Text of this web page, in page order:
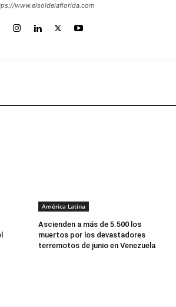
www.elsoldelaflorida.com
América Latina
Ascienden a más de 5.500 los
muertos por los devastadores
terremotos de junio en Venezuela